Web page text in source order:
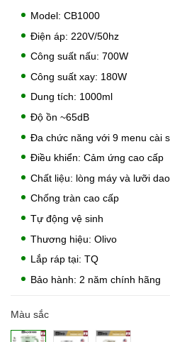
Model: CB1000
Điện áp: 220V/50hz
Công suất nấu: 700W
Công suất xay: 180W
Dung tích: 1000ml
Độ ồn ~65dB
Đa chức năng với 9 menu cài
Điều khiển: Cảm ứng cao cấp
Chất liệu: lòng máy và lưỡi
Chống tràn cao cấp
Tự động vệ sinh
Thương hiệu: Olivo
Lắp ráp tại: TQ
Bảo hành: 2 năm chính hãng
Màu sắc